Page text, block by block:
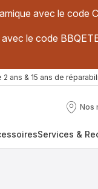
avec le code
le code
2 ans & 15 ans de
Nos
Nos
Services &